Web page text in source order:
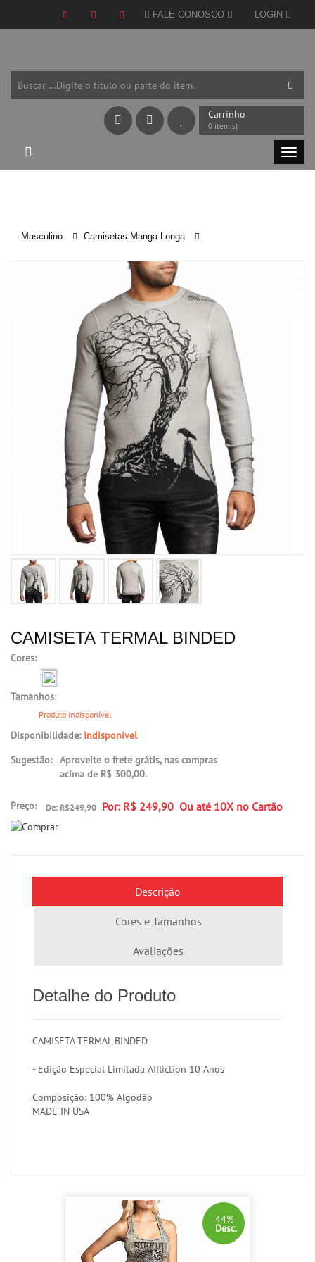
LOGIN
FALE CONOSCO
Carrinho
0 item(s)
Masculino Camisetas Manga Longa
CAMISETA TERMAL BINDED
Cores:
Tamanhos:
Produto Indisponível
Disponibilidade: Indisponível
Sugestão:
Aproveite o frete grátis, nas compras
acima de R$ 300,00.
Preço: De: R$249,90 Por: R$ 249,90 Ou até 10X no Cartão
Descrição
Cores e Tamanhos
Avaliações
Detalhe do Produto
CAMISETA TERMAL BINDED
- Edição Especial Limitada Affliction 10 Anos
Composição: 100% Algodão
MADE IN USA
44%
Desc.